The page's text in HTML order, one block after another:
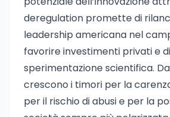
deregulation promette di
leadership americana nel
favorire investimenti privati e
sperimentazione scientifica.
crescono i timori per la
per il rischio di abusi e per la